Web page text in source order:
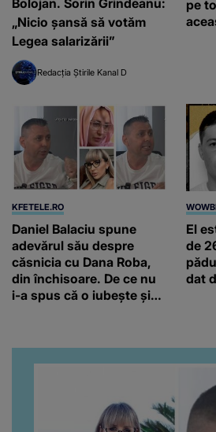
Bolojan. Sorin Grindeanu:
„Nicio șansă să votăm
Legea salarizării”
Redacția Știrile Kanal D
pe
KFETELE.RO
Daniel Balaciu spune
adevărul său despre
căsnicia cu Dana Roba,
din închisoare. De ce nu
i-a spus că o iubește și
“Am suflet mare. Eu am
ajutat-o.”
El
de
dat